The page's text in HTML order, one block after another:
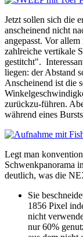
Jetzt sollen sich die
anscheinend nicht
angepasst. Vor
zahlreiche vertikale
gestitcht".
liegen: der Abstand
Anscheinend ist die
zurückzu-führen.
während eines
Legt man
Schwenkpanorama
deutlich, was die
Sie
1856 Pixel
nicht
nur 60%